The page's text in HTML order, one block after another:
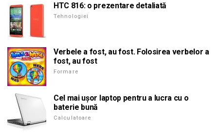
HTC 816: o prezentare detaliată
Tehnologiei
Verbele a fost, au fost. Folosirea verbelor a
fost, au fost
Formare
Cel mai ușor laptop pentru a lucra cu o
baterie bună
Calculatoare